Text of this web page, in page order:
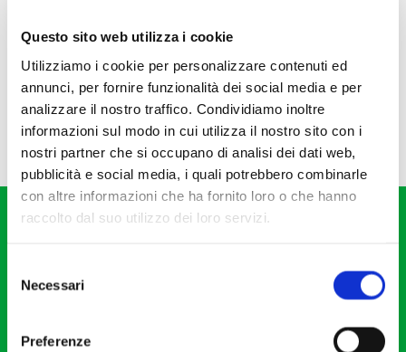
Questo sito web utilizza i cookie
Utilizziamo i cookie per personalizzare contenuti ed
annunci, per fornire funzionalità dei social media e per
analizzare il nostro traffico. Condividiamo inoltre
informazioni sul modo in cui utilizza il nostro sito con i
nostri partner che si occupano di analisi dei dati web,
pubblicità e social media, i quali potrebbero combinarle
con altre informazioni che ha fornito loro o che hanno
raccolto dal suo utilizzo dei loro servizi.
delNecessari
Preferenze
Via S. Giovanni sul Muro, 2